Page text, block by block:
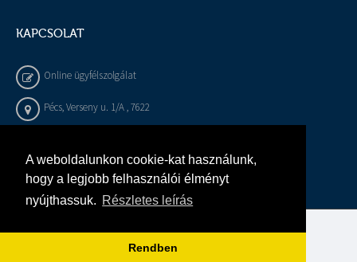
A weboldalunkon cookie-kat használunk,
hogy a legjobb felhasználói élményt
nyújthassuk. Részletes leírás
Rendben
KAPCSOLAT
Online ügyfélszolgálat
Pécs, Verseny u. 1/A , 7622
info@gepeszbolt.hu
Árukereső, a hiteles vásárlási kalauz
Murányi Épületgépészet Kft.